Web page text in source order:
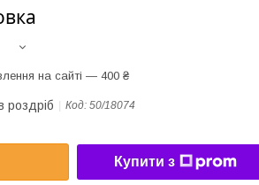
на сайті — 400 ₴
роздріб Код: 50/18074
Купити з